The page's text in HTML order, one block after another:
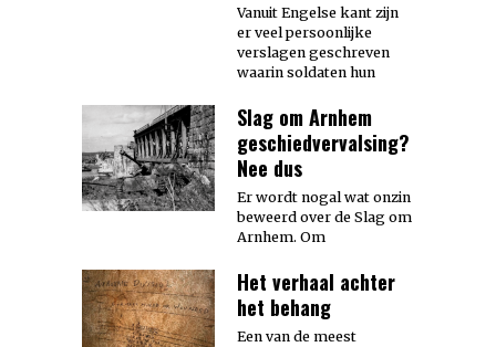
Vanuit Engelse kant zijn
er veel persoonlijke
verslagen geschreven
waarin soldaten hun
Slag om Arnhem
geschiedvervalsing?
Nee dus
Er wordt nogal wat onzin
beweerd over de Slag om
Arnhem. Om
Het verhaal achter
het behang
Een van de meest